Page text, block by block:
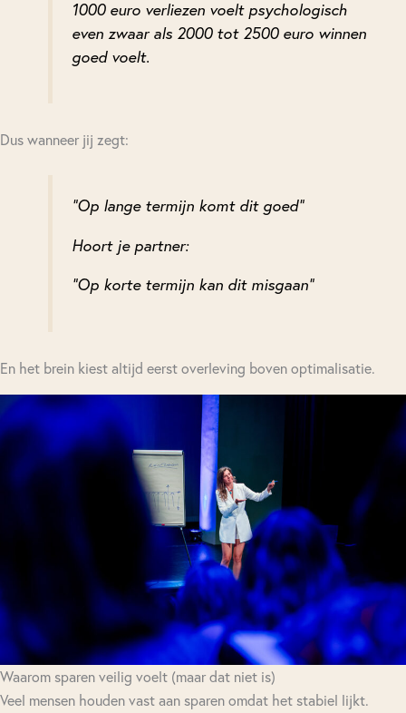
1000 euro verliezen voelt psychologisch
even zwaar als 2000 tot 2500 euro winnen
goed voelt.
Dus wanneer jij zegt:
“Op lange termijn komt dit goed”
Hoort je partner:
“Op korte termijn kan dit misgaan”
En het brein kiest altijd eerst overleving boven optimalisatie.
Waarom sparen veilig voelt (maar dat niet is)
Veel mensen houden vast aan sparen omdat het stabiel lijkt.